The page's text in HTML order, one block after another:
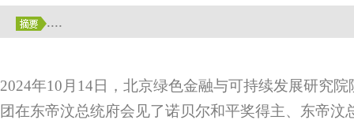
....
2024年10月14日，北京绿色金融与可持续发展研究
团在东帝汶总统府会见了诺贝尔和平奖得主、东帝汶